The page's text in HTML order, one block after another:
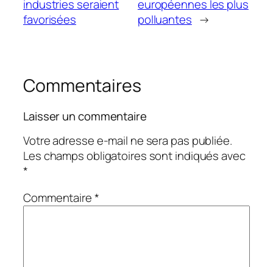
industries seraient
favorisées
européennes les plus
polluantes →
Commentaires
Laisser un commentaire
Votre adresse e-mail ne sera pas publiée.
Les champs obligatoires sont indiqués avec
*
Commentaire*